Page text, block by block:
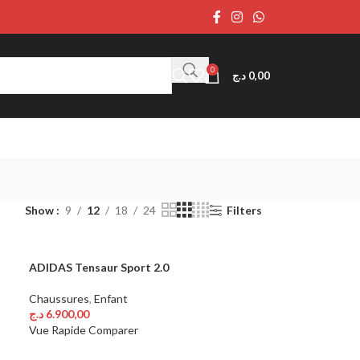
0 0,00 د.ج
Show 9 12 18 24 Filters
ADIDAS Tensaur Sport 2.0
Chaussures,Enfant
6.900,00 د.ج
Choix Des Options
Vue RapideComparer